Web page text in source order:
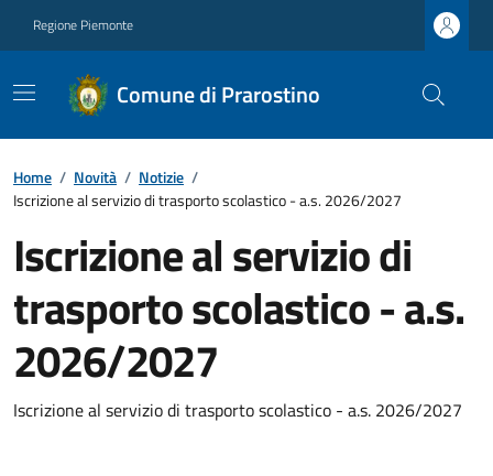
Regione Piemonte
Comune di Prarostino
Home / Novità / Notizie /
Iscrizione al servizio di trasporto scolastico - a.s. 2026/2027
Iscrizione al servizio di
trasporto scolastico - a.s.
2026/2027
Iscrizione al servizio di trasporto scolastico - a.s. 2026/2027